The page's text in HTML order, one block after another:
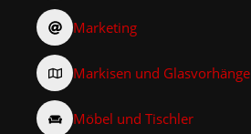
Marketing
Markisen und Glasvorhänge
Möbel und Tischler